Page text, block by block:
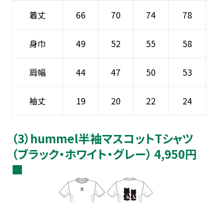
着丈 66 70 74 78
身巾 49 52 55 58
肩幅 44 47 50 53
袖丈 19 20 22 24
（3）hummel半袖マスコットTシャツ
（ブラック・ホワイト・グレー） 4,950円
■